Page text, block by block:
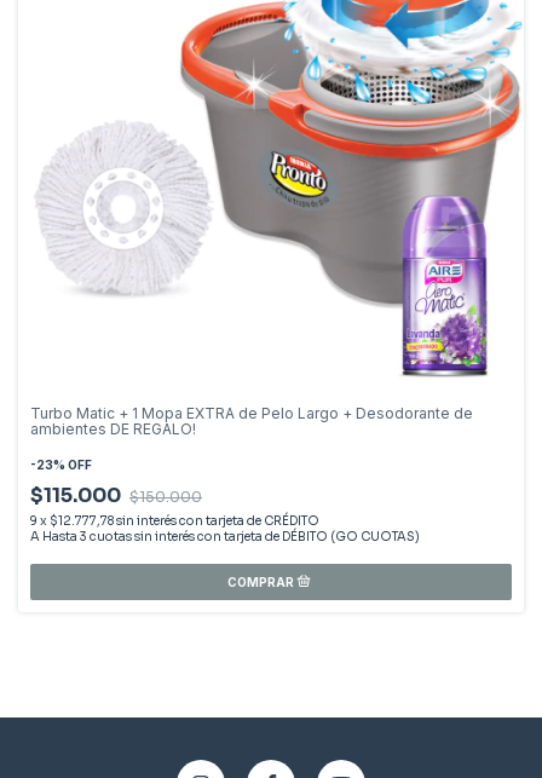
Turbo Matic + 1 Mopa EXTRA de Pelo Largo + Desodorante de
ambientes DE REGALO!
-23% OFF
$115.000 $150.000
9 x $12.777,78sin interés